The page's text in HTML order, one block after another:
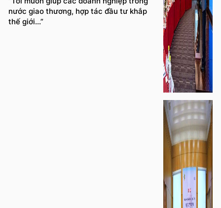
nước giao thương, hợp tác đầu tư khắp
thế giới...”